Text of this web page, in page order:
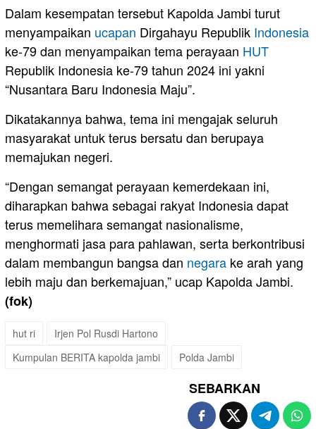
Dalam kesempatan tersebut Kapolda Jambi turut
menyampaikan ucapan Dirgahayu Republik Indonesia
ke-79 dan menyampaikan tema perayaan HUT
Republik Indonesia ke-79 tahun 2024 ini yakni
“Nusantara Baru Indonesia Maju”.
Dikatakannya bahwa, tema ini mengajak seluruh
masyarakat untuk terus bersatu dan berupaya
memajukan negeri.
“Dengan semangat perayaan kemerdekaan ini,
diharapkan bahwa sebagai rakyat Indonesia dapat
terus memelihara semangat nasionalisme,
menghormati jasa para pahlawan, serta berkontribusi
dalam membangun bangsa dan negara ke arah yang
lebih maju dan berkemajuan,” ucap Kapolda Jambi.
(fok)
hut ri
Irjen Pol Rusdi Hartono
Kumpulan BERITA kapolda jambi
Polda Jambi
SEBARKAN